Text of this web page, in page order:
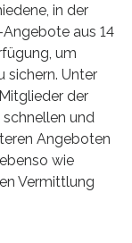
in der
aus 14
um
sichern. Unter
der
und
Angeboten
wie
Vermittlung